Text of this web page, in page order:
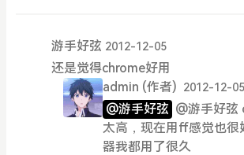
游手好弦 2012-12-05
还是觉得chrome好用
admin (作者) 2012-12-05
@游手好弦 @游手好弦
太高，现在用ff感觉也很
器我都用了很久